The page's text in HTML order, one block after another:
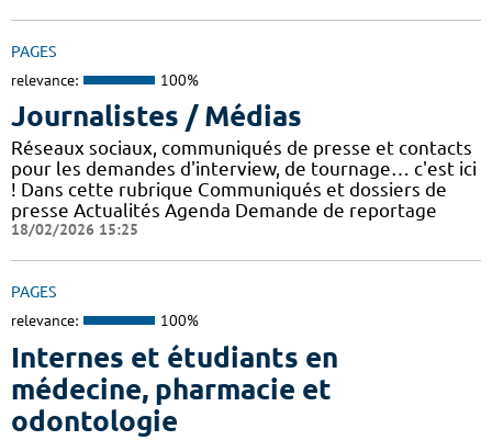
PAGES
relevance: 100%
Journalistes / Médias
Réseaux sociaux, communiqués de presse et contacts
pour les demandes d'interview, de tournage… c'est ici
! Dans cette rubrique Communiqués et dossiers de
presse Actualités Agenda Demande de reportage
18/02/2026 15:25
PAGES
relevance: 100%
Internes et étudiants en
médecine, pharmacie et
odontologie